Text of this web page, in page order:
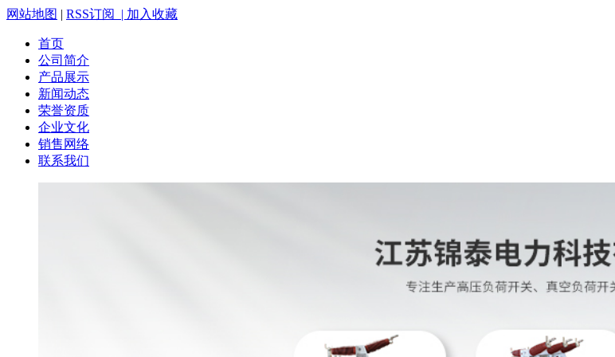
网站地图 | RSS订阅 | 加入收藏
首页
公司简介
产品展示
新闻动态
荣誉资质
企业文化
销售网络
联系我们